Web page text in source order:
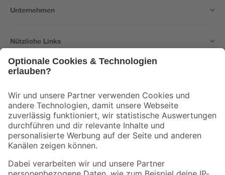
Unternehmen
Nützliche Links
Der toom Newsletter: Keine Angebote und Aktionen mehr verpassen!
Zur Newsletter Anmeldung
Folge uns